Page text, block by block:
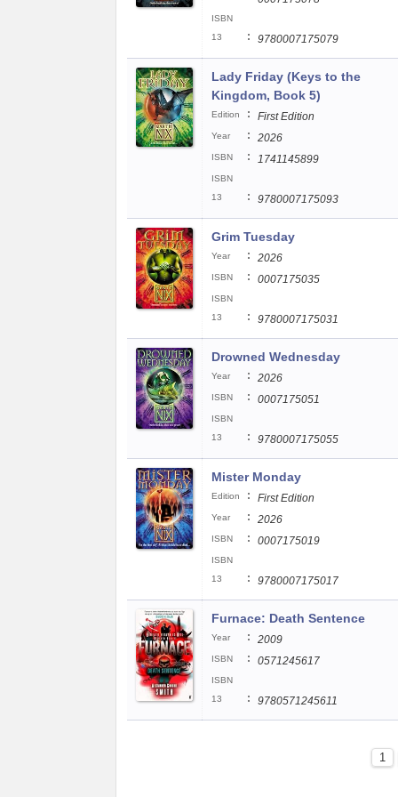
ISBN
13
: 9780007175079
Lady Friday (Keys to the
Kingdom, Book 5)
Edition : First Edition
Year : 2026
ISBN : 1741145899
ISBN
13
: 9780007175093
Grim Tuesday
Year : 2026
ISBN : 0007175035
ISBN
13
: 9780007175031
Drowned Wednesday
Year : 2026
ISBN : 0007175051
ISBN
13
: 9780007175055
Mister Monday
Edition : First Edition
Year : 2026
ISBN : 0007175019
ISBN
13
: 9780007175017
Furnace: Death Sentence
Year : 2009
ISBN : 0571245617
ISBN
13
: 9780571245611
1